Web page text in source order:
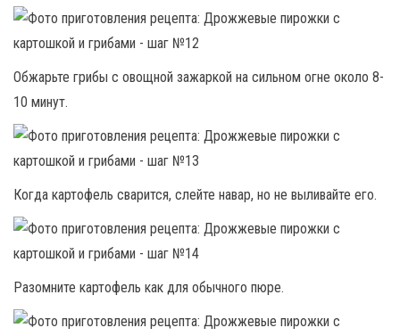
Обжарьте грибы с овощной зажаркой на сильном огне около 8-
10 минут.
Когда картофель сварится, слейте навар, но не выливайте его.
Разомните картофель как для обычного пюре.